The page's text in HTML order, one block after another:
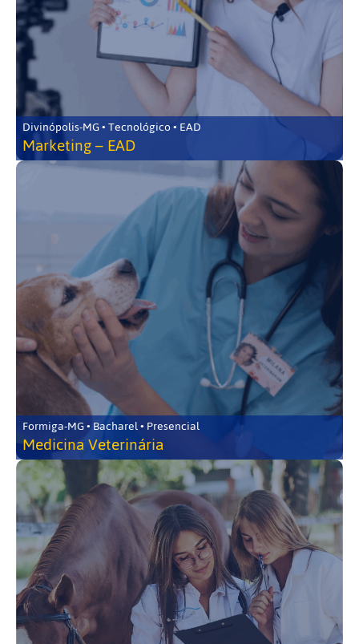
Divinópolis-MG • Tecnológico • EAD
Marketing – EAD
Formiga-MG • Bacharel • Presencial
Medicina Veterinária